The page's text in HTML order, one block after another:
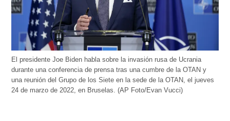
El presidente Joe Biden habla sobre la invasión rusa de Ucrania
durante una conferencia de prensa tras una cumbre de la OTAN y
una reunión del Grupo de los Siete en la sede de la OTAN, el jueves
24 de marzo de 2022, en Bruselas. (AP Foto/Evan Vucci)